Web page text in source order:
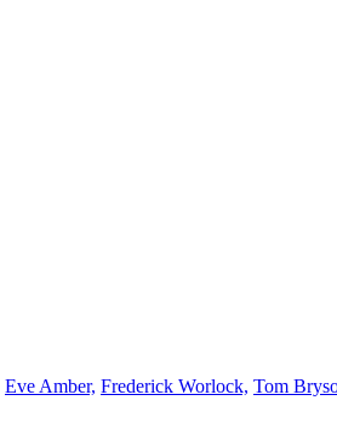
Eve Amber, Frederick Worlock, Tom